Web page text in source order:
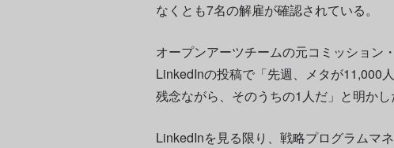
なくとも7名の解雇が確認されている。
オープンアーツチームの元コミッション
LinkedInの投稿で「先週、メタが11,000
残念ながら、そのうちの1人だ」と明かし
LinkedInを見る限り、戦略プログラムマ